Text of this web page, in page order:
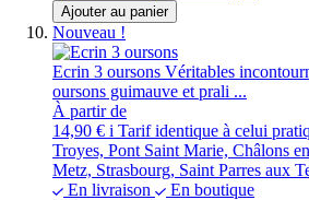
Ajouter au panier
Nouveau !
Ecrin 3 oursons Véritables
oursons guimauve et prali ...
À partir de
14,90 € i Tarif identique à celui
Troyes, Pont Saint Marie, Châlons
Metz, Strasbourg, Saint Parres aux
En livraison
En boutique